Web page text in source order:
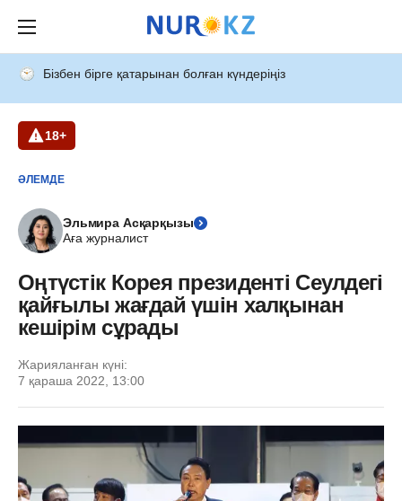
Бізбен бірге қатарынан болған күндеріңіз
18+
ӘЛЕМДЕ
Эльмира Асқарқызы
Аға журналист
Оңтүстік Корея президенті Сеулдегі
қайғылы жағдай үшін халқынан
кешірім сұрады
Жарияланған күні:
7 қараша 2022, 13:00